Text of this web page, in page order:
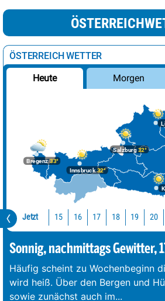
ÖSTERREICH WETTER
Heute Morgen
Bregenz33°
Innsbruck32°
Salzburg32°
Jetzt 15 16 17 18 19 20
Sonnig, nachmittags Gewitter,
Häufig scheint zu Wochenbeginn
wird heiß. Über den Bergen und
sowie zunächst auch im...